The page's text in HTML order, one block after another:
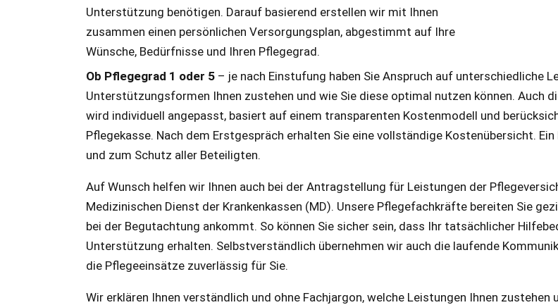
Unterstützung benötigen. Darauf basierend erstellen wir mit Ihnen
zusammen einen persönlichen Versorgungsplan, abgestimmt auf Ihre
Wünsche, Bedürfnisse und Ihren Pflegegrad.
Ob Pflegegrad 1 oder 5 – je nach Einstufung haben Sie Anspruch auf unterschiedliche
Unterstützungsformen Ihnen zustehen und wie Sie diese optimal nutzen können. Auch
wird individuell angepasst, basiert auf einem transparenten Kostenmodell und
Pflegekasse. Nach dem Erstgespräch erhalten Sie eine vollständige Kostenübersicht.
und zum Schutz aller Beteiligten.
Auf Wunsch helfen wir Ihnen auch bei der Antragstellung für Leistungen der
Medizinischen Dienst der Krankenkassen (MD). Unsere Pflegefachkräfte bereiten Sie
bei der Begutachtung ankommt. So können Sie sicher sein, dass Ihr tatsächlicher
Unterstützung erhalten. Selbstverständlich übernehmen wir auch die laufende
die Pflegeeinsätze zuverlässig für Sie.
Wir erklären Ihnen verständlich und ohne Fachjargon, welche Leistungen Ihnen